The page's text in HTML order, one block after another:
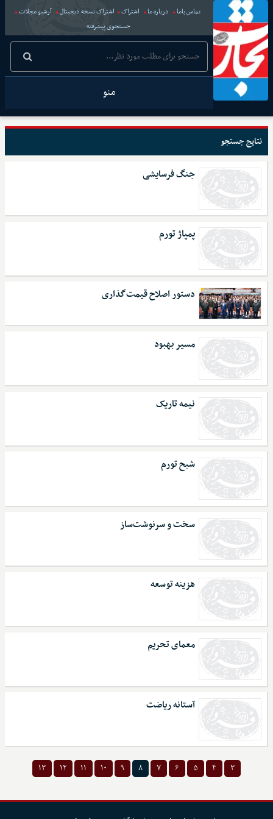
تماس باما درباره ما اشتراک اشتراک نسخه دیجیتال
آرشیو مجلات
جستجوی پیشرفته
منو
نتایج جستجو
جنگ فرسایشی
پمپاژ تورم
دستور اصلاح قیمت‌گذاری
مسیر بهبود
نیمه تاریک
شبح تورم
سخت و سرنوشت‌ساز
هزینه توسعه
معمای تحریم
آستانه ریاضت
۳ ۴ ۵ ۶ ۷ ۸ ۹ ۱۰ ۱۱ ۱۲ ۱۳